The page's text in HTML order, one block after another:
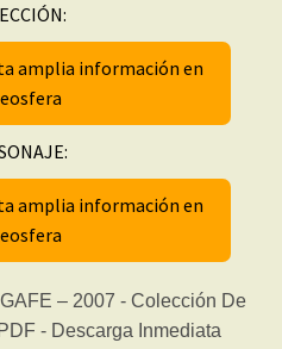
amplia información en
amplia información en